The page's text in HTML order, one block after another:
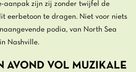
aanpak zijn zij zonder twijfel de
eerbetoon te dragen. Niet voor niets
podia, van North Sea
Nashville.
AVOND VOL MUZIKALE